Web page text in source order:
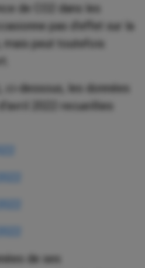
de CO2 dans les
pas d’effet sur la
mais peut toutefois
ci-dessous, les données
2022 recueillies
de ses